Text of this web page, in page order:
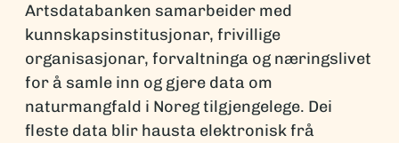
Artsdatabanken samarbeider med
kunnskapsinstitusjonar, frivillige
organisasjonar, forvaltninga og næringslivet
for å samle inn og gjere data om
naturmangfald i Noreg tilgjengelege. Dei
fleste data blir hausta elektronisk frå